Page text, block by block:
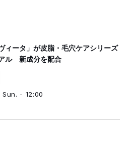
ィータ」が皮脂・毛穴ケアシリーズ
ル 新成分を配合
Sun. - 12:00